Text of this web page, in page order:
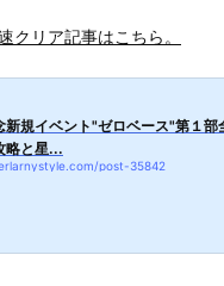
リア記事はこちら。
新規イベント"ゼロベース"第１部
略と星...
post-35842